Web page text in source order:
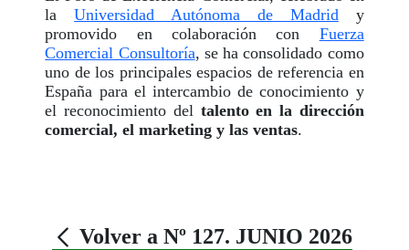
laUniversidad Autónoma de Madridy
promovido en colaboración con Fuerza
Comercial Consultoría, se ha consolidado como
uno de los principales espacios de referencia en
España para el intercambio de conocimiento y
el reconocimiento del talento en la dirección
comercial, el marketing y las ventas.
Volver a Nº 127. JUNIO 2026